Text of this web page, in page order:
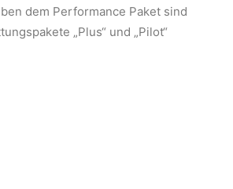
dem Performance Paket sind
„Plus“ und „Pilot“